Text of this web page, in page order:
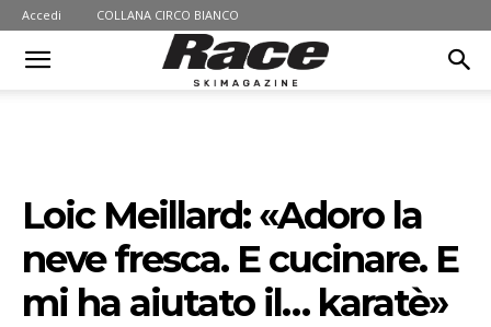
Accedi COLLANA CIRCO BIANCO
Loic Meillard: «Adoro la
neve fresca. E cucinare. E
mi ha aiutato il… karatè»